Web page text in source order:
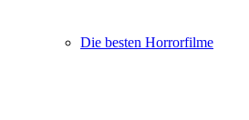
Die besten Horrorfilme